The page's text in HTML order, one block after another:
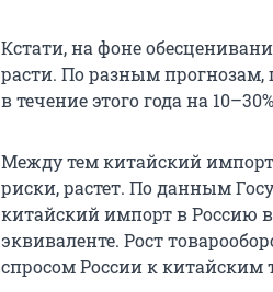
Кстати, на фоне
расти. По разным прогнозам,
в течение этого года на
Между тем китайский импорт
риски, растет. По данным
китайский импорт в Россию
эквиваленте. Рост
спросом России к китайским